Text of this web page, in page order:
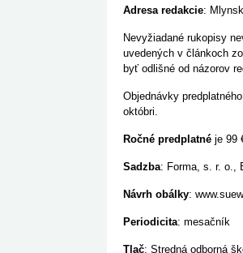
Adresa redakcie:
Nevyžiadané rukopisy
uvedených v článkoch
byť odlišné od názorov
Objednávky
októbri.
Ročné predplatné je 99
Sadzba: Forma, s. r. o.,
Návrh obálky:
Periodicita: mesačník
Tlač: Stredná odborná